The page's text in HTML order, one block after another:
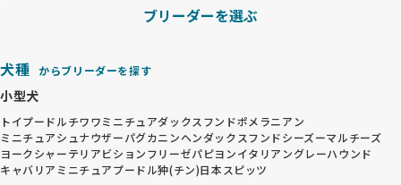
ブリーダーを選ぶ
犬種 からブリーダーを探す
小型犬
トイプードルチワワミニチュアダックスフンドポメラニアン
ミニチュアシュナウザーパグカニンヘンダックスフンドシーズーマルチーズ
ヨークシャーテリアビションフリーゼパピヨンイタリアングレーハウンド
キャバリア ミニチュアプードル狆(チン)日本スピッツ